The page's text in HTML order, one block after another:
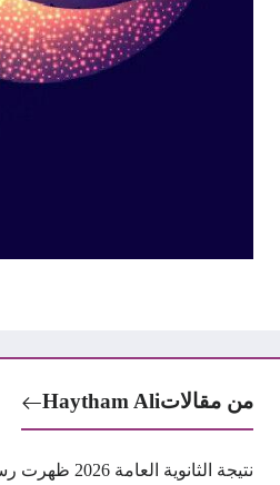
من مقالاتHaytham Ali
نتيجة الثانوية